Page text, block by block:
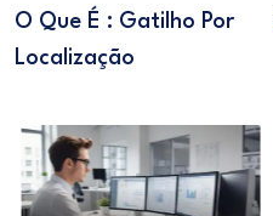
O Que É : Gatilho Por
Localização